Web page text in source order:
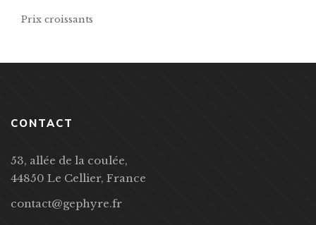
Prix croissants
CONTACT
53, allée de la coulée,
44850 Le Cellier, France
contact@gephyre.fr